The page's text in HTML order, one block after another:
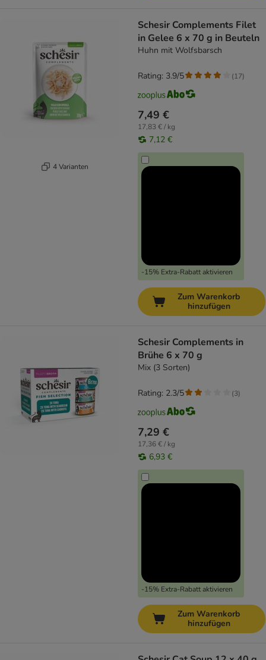
4 Varianten
Schesir Complements Filet
in Gelee 6 x 70 g in Beuteln
Huhn mit Wolfsbarsch
7,49 €
17,83 € / kg
7,12 €
-15% Extra-Rabatt aktivieren
Rating: 3.9/5 (17)
Zum Warenkorb
hinzufügen
Schesir Complements in
Brühe 6 x 70 g
Mix (3 Sorten)
7,29 €
17,36 € / kg
6,93 €
-15% Extra-Rabatt aktivieren
Rating: 2.3/5 (3)
Zum Warenkorb
hinzufügen